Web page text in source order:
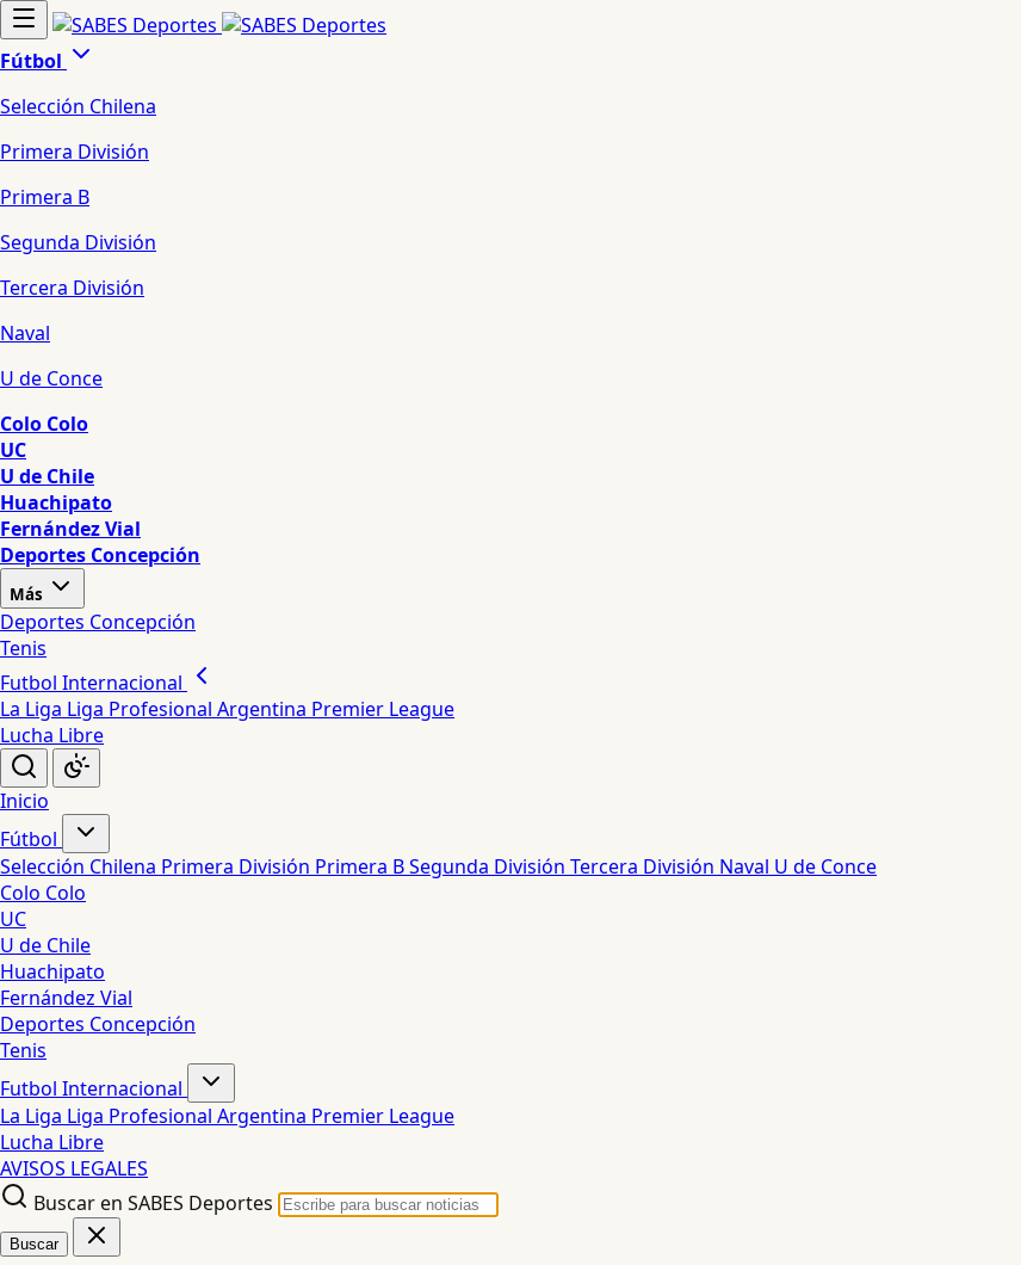
Fútbol
Selección Chilena
Primera División
Primera B
Segunda División
Tercera División
Naval
U de Conce
Colo Colo
UC
U de Chile
Huachipato
Fernández Vial
Deportes Concepción
Más
Deportes Concepción
Tenis
Futbol Internacional
La Liga Liga Profesional Argentina Premier League
Lucha Libre
Inicio
Fútbol
Selección Chilena Primera División Primera BSegunda División Tercera División Naval U de Conce
Colo Colo
UC
U de Chile
Huachipato
Fernández Vial
Deportes Concepción
Tenis
Futbol Internacional
La Liga Liga Profesional Argentina Premier League
Lucha Libre
AVISOS LEGALES
Buscar en SABES Deportes
Buscar